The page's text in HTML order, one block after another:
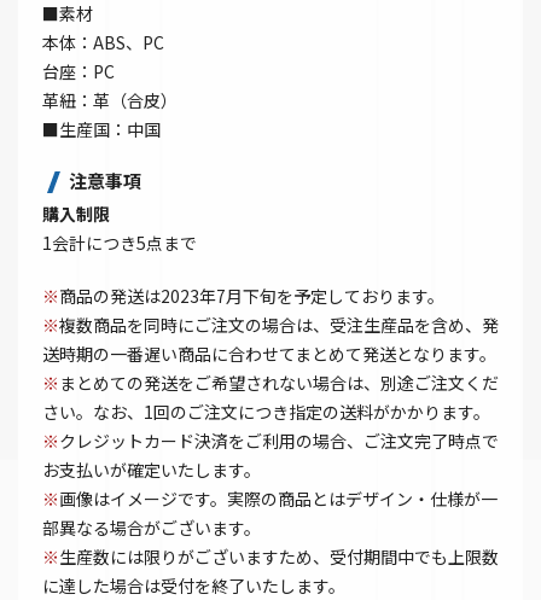
■素材
本体：ABS、PC
台座：PC
革紐：革（合皮）
■生産国：中国
注意事項
購入制限
1会計につき5点まで
※商品の発送は2023年7月下旬を予定しております。
※複数商品を同時にご注文の場合は、受注生産品を含め、発
送時期の一番遅い商品に合わせてまとめて発送となります。
※ まとめての発送をご希望されない場合は、別途ご注文くだ
さい。なお、1回のご注文につき指定の送料がかかります。
※クレジットカード決済をご利用の場合、ご注文完了時点で
お支払いが確定いたします。
※画像はイメージです。実際の商品とはデザイン・仕様が一
部異なる場合がございます。
※生産数には限りがございますため、受付期間中でも上限数
に達した場合は受付を終了いたします。